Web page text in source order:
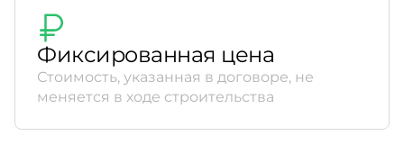
Фиксированная цена
Стоимость, указанная в договоре, не
меняется в ходе строительства